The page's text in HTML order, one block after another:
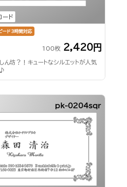
ード
ード3時間対応
100枚 2,420円
ん坊？！キュートなシルエットが人気
♪
pk-0204sqr